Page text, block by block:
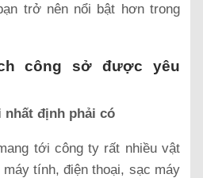
trở nên nổi bật hơn trong
công sở được yêu
nhất định phải có
tới công ty rất nhiều vật
tính, điện thoại, sạc máy